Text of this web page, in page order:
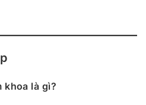
khoa là gì?